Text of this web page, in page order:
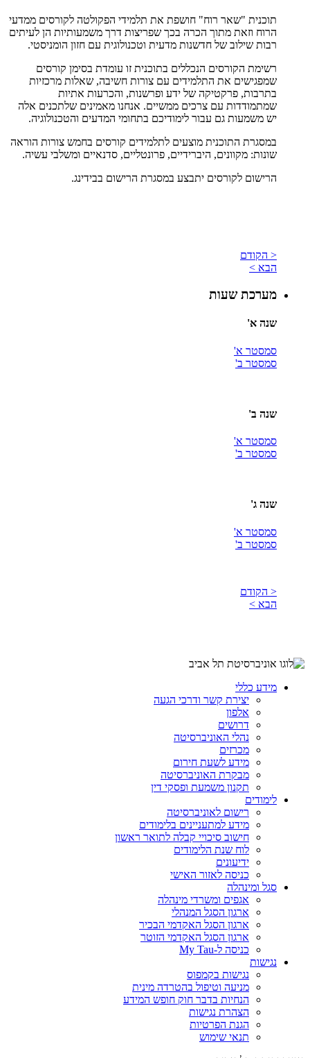
תוכנית "שאר רוח" חושפת את תלמידי הפקולטה לקורסים ממדעי
הרוח וזאת מתוך הכרה בכך שפריצות דרך משמעותיות הן לעיתים
רבות שילוב של חדשנות מדעית וטכנולוגית עם חזון הומניסטי.
רשימת הקורסים הנכללים בתוכנית זו עומדת בסימן קורסים
שמפגישים את התלמידים עם צורות חשיבה, שאלות מרכזיות
בתרבות, פרקטיקה של ידע ופרשנות, והכרעות אתיות
שמתמודדות עם צרכים ממשיים. אנחנו מאמינים שלתכנים אלה
יש משמעות גם עבור לימודיכם בתחומי המדעים והטכנולוגיה.
במסגרת התוכנית מוצעים לתלמידים קורסים בחמש צורות הוראה
שונות: מקוונים, היברידיים, פרונטליים, סדנאיים ומשלבי עשיה.
הרישום לקורסים יתבצע במסגרת הרישום בבידינג.
< הקודם
הבא >
מערכת שעות
שנה א'
סמסטר א'
סמסטר ב'
שנה ב'
סמסטר א'
סמסטר ב'
שנה ג'
סמסטר א'
סמסטר ב'
< הקודם
הבא >
מידע כללי
יצירת קשר ודרכי הגעה
אלפון
דרושים
נהלי האוניברסיטה
מכרזים
מידע לשעת חירום
מבקרת האוניברסיטה
תקנון משמעת ופסקי דין
לימודים
רישום לאוניברסיטה
מידע למתעניינים בלימודים
חישוב סיכויי קבלה לתואר ראשון
לוח שנת הלימודים
ידיעונים
כניסה לאזור האישי
סגל ומינהלה
אגפים ומשרדי מינהלה
ארגון הסגל המנהלי
ארגון הסגל האקדמי הבכיר
ארגון הסגל האקדמי הזוטר
כניסה ל-My Tau
נגישות
נגישות בקמפוס
מניעה וטיפול בהטרדה מינית
הנחיות בדבר חוק חופש המידע
הצהרת נגישות
הגנת הפרטיות
תנאי שימוש